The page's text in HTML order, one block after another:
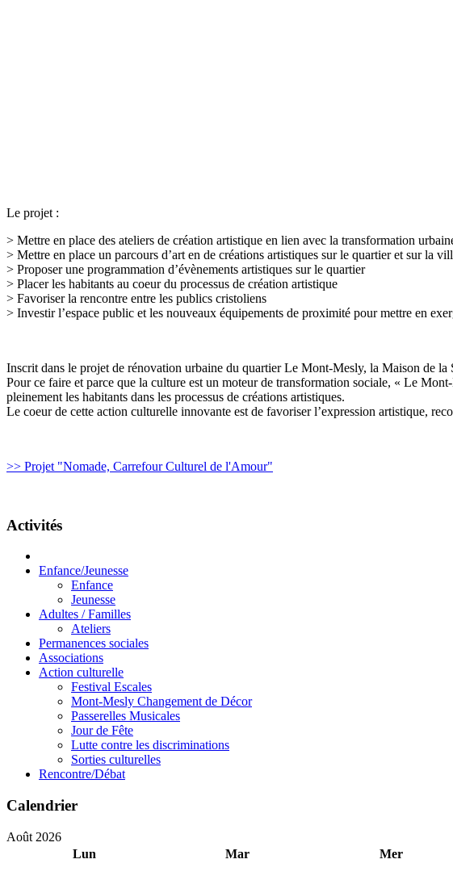
Le projet :
> Mettre en place des ateliers de création artistique en lien avec la transformation
> Mettre en place un parcours d’art en de créations artistiques sur le quartier et sur la
> Proposer une programmation d’évènements artistiques sur le quartier
> Placer les habitants au coeur du processus de création artistique
> Favoriser la rencontre entre les publics cristoliens
> Investir l’espace public et les nouveaux équipements de proximité pour mettre en
Inscrit dans le projet de rénovation urbaine du quartier Le Mont-Mesly, la Maison de la
Pour ce faire et parce que la culture est un moteur de transformation sociale, « Le
pleinement les habitants dans les processus de créations artistiques.
Le coeur de cette action culturelle innovante est de favoriser l’expression artistique,
>> Projet "Nomade, Carrefour Culturel de l'Amour"
Activités
Enfance/Jeunesse
Enfance
Jeunesse
Adultes / Familles
Ateliers
Permanences sociales
Associations
Action culturelle
Festival Escales
Mont-Mesly Changement de Décor
Passerelles Musicales
Jour de Fête
Lutte contre les discriminations
Sorties culturelles
Rencontre/Débat
Calendrier
Août 2026
Lun
Mar Mer